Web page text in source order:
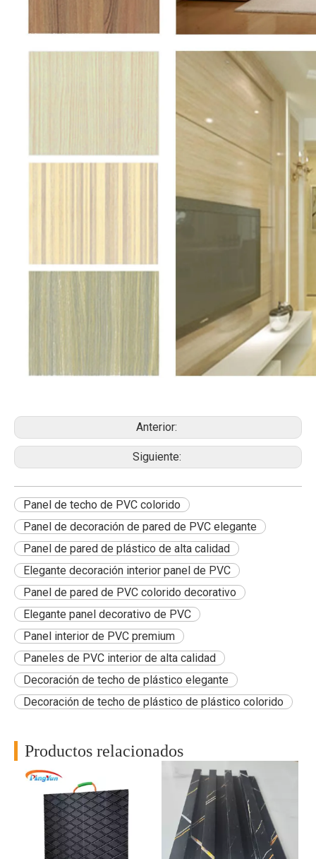
Anterior:
Siguiente:
Panel de techo de PVC colorido
Panel de decoración de pared de PVC elegante
Panel de pared de plástico de alta calidad
Elegante decoración interior panel de PVC
Panel de pared de PVC colorido decorativo
Elegante panel decorativo de PVC
Panel interior de PVC premium
Paneles de PVC interior de alta calidad
Decoración de techo de plástico elegante
Decoración de techo de plástico de plástico colorido
Productos relacionados